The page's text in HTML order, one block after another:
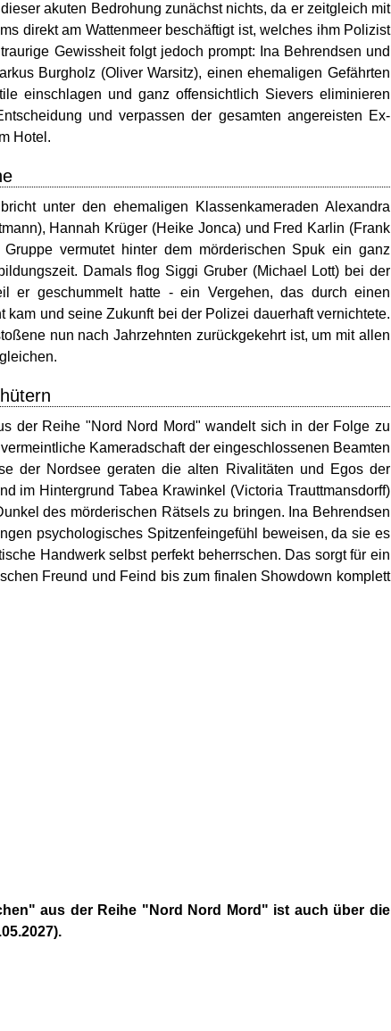
akuten Bedrohung zunächst nichts, da er zeitgleich mit
direkt am Wattenmeer beschäftigt ist, welches ihm Polizist
Gewissheit folgt jedoch prompt: Ina Behrendsen und
Burgholz (Oliver Warsitz), einen ehemaligen Gefährten
einschlagen und ganz offensichtlich Sievers eliminieren
und verpassen der gesamten angereisten Ex-
Hotel.
unter den ehemaligen Klassenkameraden Alexandra
Hannah Krüger (Heike Jonca) und Fred Karlin (Frank
vermutet hinter dem mörderischen Spuk ein ganz
Damals flog Siggi Gruber (Michael Lott) bei der
er geschummelt hatte - ein Vergehen, das durch einen
und seine Zukunft bei der Polizei dauerhaft vernichtete.
nun nach Jahrzehnten zurückgekehrt ist, um mit allen
der Reihe "Nord Nord Mord" wandelt sich in der Folge zu
Kameradschaft der eingeschlossenen Beamten
der Nordsee geraten die alten Rivalitäten und Egos der
im Hintergrund Tabea Krawinkel (Victoria Trauttmansdorff)
des mörderischen Rätsels zu bringen. Ina Behrendsen
psychologisches Spitzenfeingefühl beweisen, da sie es
Handwerk selbst perfekt beherrschen. Das sorgt für ein
Freund und Feind bis zum finalen Showdown komplett
aus der Reihe "Nord Nord Mord" ist auch über die